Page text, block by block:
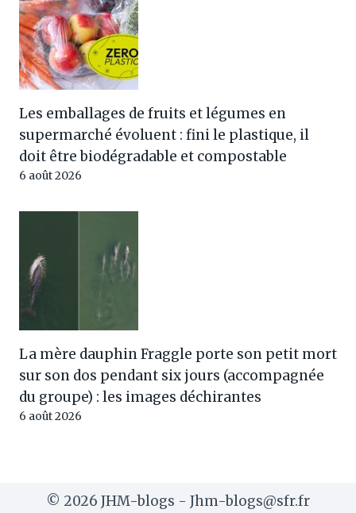
Les emballages de fruits et légumes en
supermarché évoluent : fini le plastique, il
doit être biodégradable et compostable
6 août 2026
La mère dauphin Fraggle porte son petit mort
sur son dos pendant six jours (accompagnée
du groupe) : les images déchirantes
6 août 2026
© 2026 JHM-blogs - Jhm-blogs@sfr.fr